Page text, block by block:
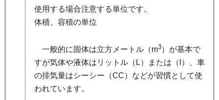
使用する場合注意する単位です。
体積、容積の単位
一般的に固体は立方メートル（m3）が基本で
すが気体や液体はリットル（L）または（l）、車
の排気量はシーシー（CC）などが習慣として使
われています。